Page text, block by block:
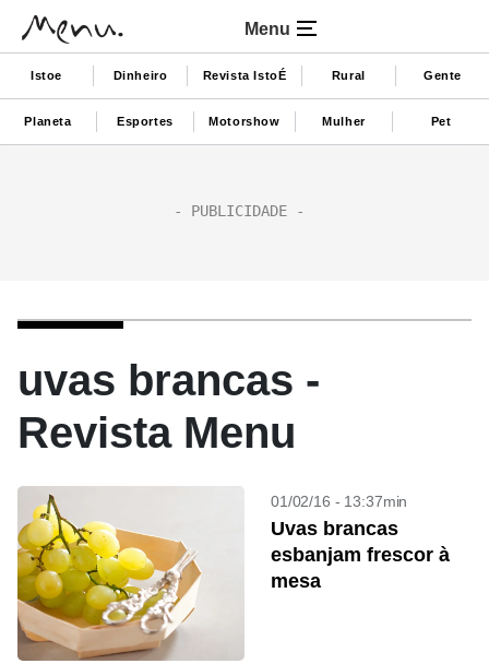
Menu
Istoe Dinheiro Revista IstoÉ Rural Gente
Planeta Esportes Motorshow Mulher Pet
uvas brancas -
Revista Menu
01/02/16 - 13:37min
Uvas brancas
esbanjam frescor à
mesa